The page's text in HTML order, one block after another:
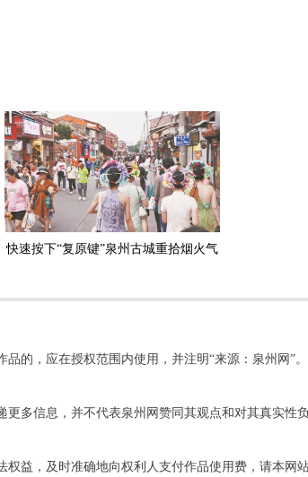
快速按下“复原键”泉州古城重拾烟火气
的，应在授权范围内使用，并注明“来源：泉州网”
多信息，并不代表泉州网赞同其观点和对其真实性
益，及时准确地向权利人支付作品使用费，请本网